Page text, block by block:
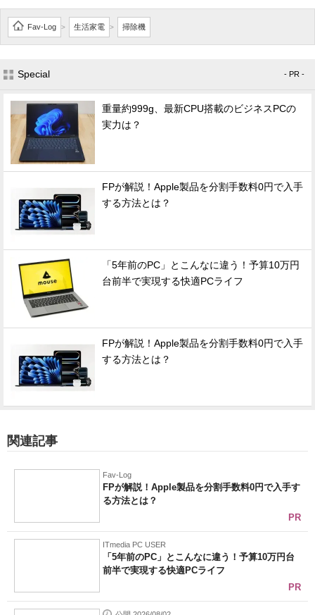
Fav-Log > 生活家電 > 掃除機
Special - PR -
重量約999g、最新CPU搭載のビジネスPCの
実力は？
FPが解説！Apple製品を分割手数料0円で入手
する方法とは？
「5年前のPC」とこんなに違う！予算10万円
台前半で実現する快適PCライフ
FPが解説！Apple製品を分割手数料0円で入手
する方法とは？
関連記事
Fav-Log
FPが解説！Apple製品を分割手数料0円で入手す
る方法とは？
PR
ITmedia PC USER
「5年前のPC」とこんなに違う！予算10万円台
前半で実現する快適PCライフ
PR